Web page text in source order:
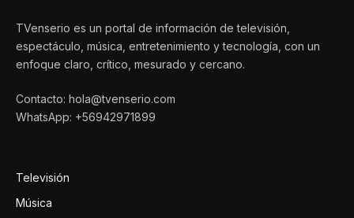
TVenserio es un portal de información de televisión,
espectáculo, música, entretenimiento y tecnología, con un
enfoque claro, crítico, mesurado y cercano.
Contacto: hola@tvenserio.com
WhatsApp: +56942971899
Televisión
Música